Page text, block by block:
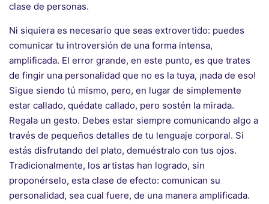
clase de personas.
Ni siquiera es necesario que seas extrovertido: puedes
comunicar tu introversión de una forma intensa,
amplificada. El error grande, en este punto, es que trates
de fingir una personalidad que no es la tuya, ¡nada de eso!
Sigue siendo tú mismo, pero, en lugar de simplemente
estar callado, quédate callado, pero sostén la mirada.
Regala un gesto. Debes estar siempre comunicando algo a
través de pequeños detalles de tu lenguaje corporal. Si
estás disfrutando del plato, demuéstralo con tus ojos.
Tradicionalmente, los artistas han logrado, sin
proponérselo, esta clase de efecto: comunican su
personalidad, sea cual fuere, de una manera amplificada.